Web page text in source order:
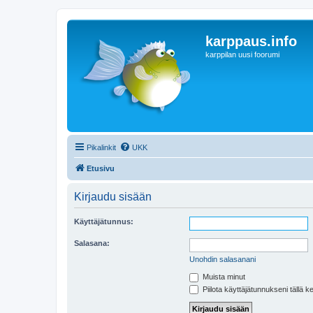
karppaus.info
karppilan uusi foorumi
Pikalinkit UKK
Etusivu
Kirjaudu sisään
Käyttäjätunnus:
Salasana:
Unohdin salasanani
Muista minut
Piilota käyttäjätunnukseni tällä